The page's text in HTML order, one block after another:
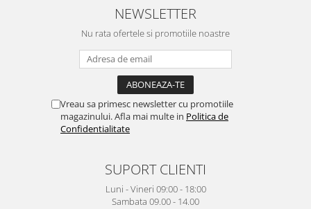
NEWSLETTER
Nu rata ofertele si promotiile noastre
Vreau sa primesc newsletter cu promotiile
magazinului. Afla mai multe in Politica de
Confidentialitate
SUPORT CLIENTI
Luni - Vineri 09:00 - 18:00
Sambata 09.00 - 14.00